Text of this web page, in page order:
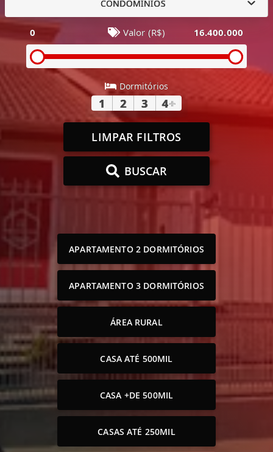
CONDOMÍNIOS
0 Valor (R$) 16.400.000
Dormitórios
1 2 3 4+
LIMPAR FILTROS
BUSCAR
APARTAMENTO 2 DORMITÓRIOS
APARTAMENTO 3 DORMITÓRIOS
ÁREA RURAL
CASA ATÉ 500MIL
CASA +DE 500MIL
CASAS ATÉ 250MIL